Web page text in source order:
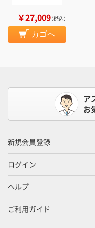
￥27,009（税込）
カゴへ
ア
お
新規会員登録
ログイン
ヘルプ
ご利用ガイド